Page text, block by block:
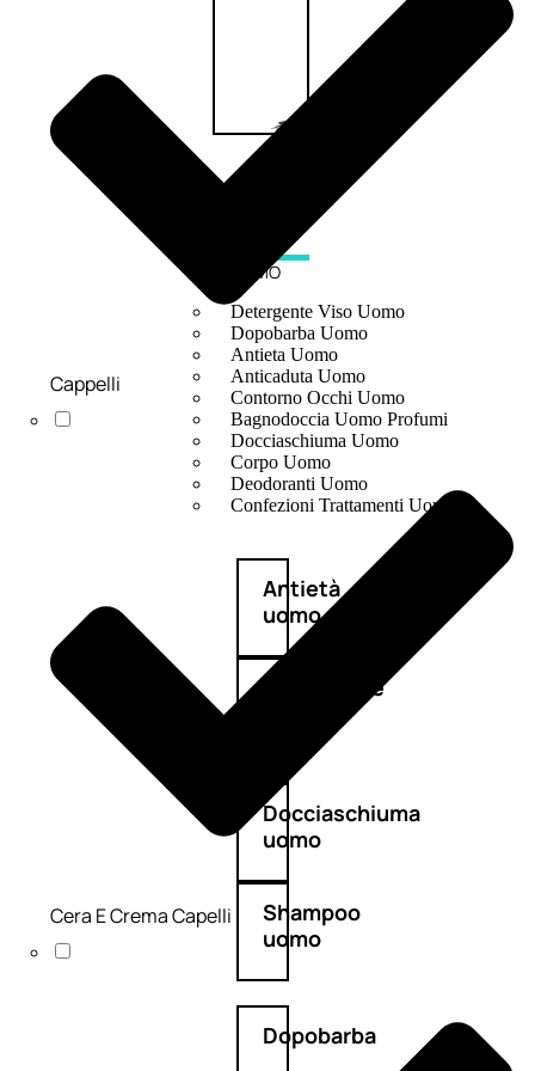
UOMO
Detergente Viso Uomo
Dopobarba Uomo
Antieta Uomo
Anticaduta Uomo
Contorno Occhi Uomo
Bagnodoccia Uomo Profumi
Docciaschiuma Uomo
Corpo Uomo
Deodoranti Uomo
Confezioni Trattamenti Uomo
Antietà
uomo
Detergente
Docciaschiuma
uomo
Shampoo
uomo
Dopobarba
Cappelli
Cera E Crema Capelli